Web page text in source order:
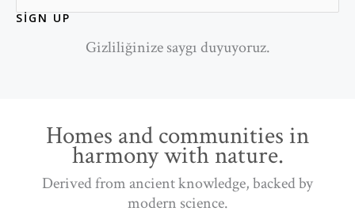
SIGN UP
Gizliliğinize saygı duyuyoruz.
Homes and communities in
harmony with nature.
Derived from ancient knowledge, backed by
modern science.